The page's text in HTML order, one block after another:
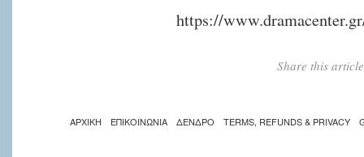
https://
Share this
ΑΡΧΙΚΗ ΕΠΙΚΟΙΝΩΝΙΑ ΔΕΝΔΡΟ TERMS, REFUNDS & PRIVACY